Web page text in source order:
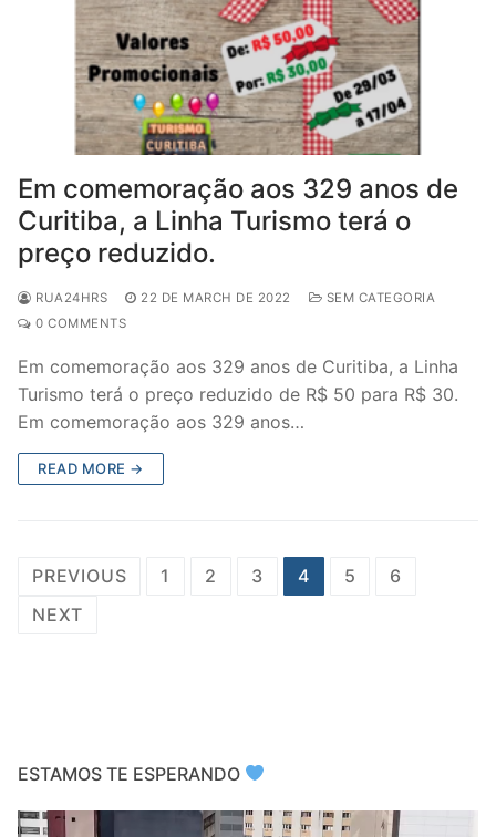
Em comemoração aos 329 anos de
Curitiba, a Linha Turismo terá o
preço reduzido.
RUA24HRS 22 DE MARCH DE 2022
SEM CATEGORIA
0 COMMENTS
Em comemoração aos 329 anos de Curitiba, a Linha
Turismo terá o preço reduzido de R$ 50 para R$ 30.
Em comemoração aos 329 anos…
READ MORE →
Posts
pagination
PREVIOUS 1 2 3 4 5
6
NEXT
ESTAMOS TE ESPERANDO
Video